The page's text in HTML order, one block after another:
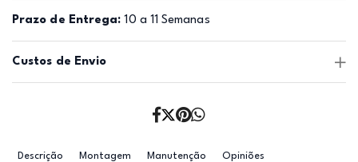
Prazo de Entrega: 10 a 11 Semanas
Custos de Envio
Descrição Montagem Manutenção Opiniões